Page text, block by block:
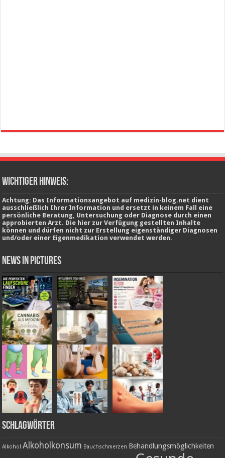
wichtiger Hinweis:
Achtung: Das Informationsangebot auf medizin-blog.net dient
ausschließlich Ihrer Information und ersetzt in keinem Fall eine
persönliche Beratung, Untersuchung oder Diagnose durch einen
approbierten Arzt. Die hier zur Verfügung gestellten Inhalte
können und dürfen nicht zur Erstellung eigenständiger Diagnosen
und/oder einer Eigenmedikation verwendet werden.
News in Pictures
Schlagwörter
Alkohol Alkoholkonsum Bauchschmerzen Behandlungsmöglichkeiten